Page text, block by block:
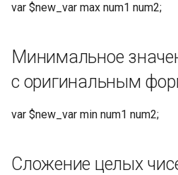
"10.0.0.0/8")
присутствует, значение
переменной равно 'have-
header-a'
запроса B присутствует,
var $new_var max num1 num2;
Минимальное
с оригинальным
var $new_var min num1 num2;
Сложение целых